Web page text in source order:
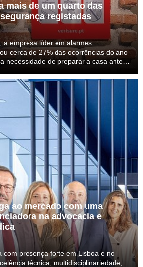
mais de um quarto das
registadas
a empresa líder em alarmes
cerca de 27% das ocorrências do ano
necessidade de preparar a casa antes
ao mercado com uma
na advocacia e
com presença forte em Lisboa e no
técnica, multidisciplinariedade,